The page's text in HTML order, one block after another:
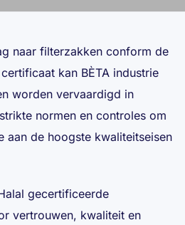
naar filterzakken conform de
kan BÈTA industrie
worden vervaardigd in
normen en controles om
aan de hoogste kwaliteitseisen
gecertificeerde
vertrouwen, kwaliteit en